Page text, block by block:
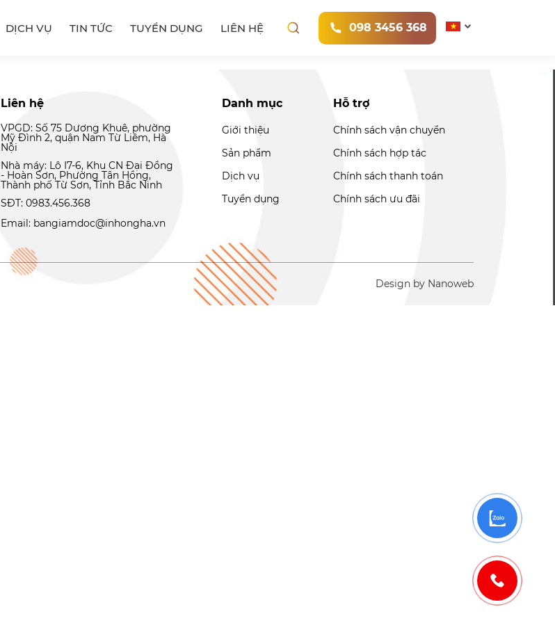
DỊCH VỤ TIN TỨC TUYỂN DỤNG LIÊN HỆ 098 3456 368
Liên hệ
VPGD: Số 75 Dương Khuê, phường
Mỹ Đình 2, quận Nam Từ Liêm, Hà
Nội
Nhà máy: Lô I7-6, Khu CN Đại Đồng
- Hoàn Sơn, Phường Tân Hồng,
Thành phố Từ Sơn, Tỉnh Bắc Ninh
SĐT: 0983.456.368
Email: bangiamdoc@inhongha.vn
Danh mục
Giới thiệu
Sản phẩm
Dịch vụ
Tuyển dụng
Hỗ trợ
Chính sách vận chuyển
Chính sách hợp tác
Chính sách thanh toán
Chính sách ưu đãi
Design by Nanoweb